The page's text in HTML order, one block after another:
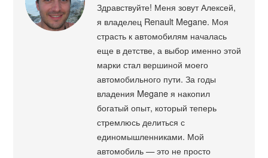
Здравствуйте! Меня зовут Алексей,
я владелец Renault Megane. Моя
страсть к автомобилям началась
еще в детстве, а выбор именно этой
марки стал вершиной моего
автомобильного пути. За годы
владения Megane я накопил
богатый опыт, который теперь
стремлюсь делиться с
единомышленниками. Мой
автомобиль — это не просто